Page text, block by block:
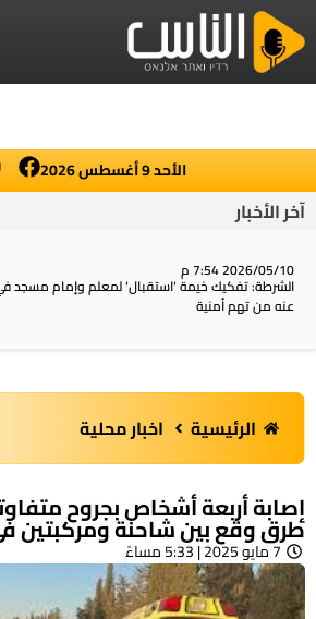
الأحد 9 أغسطس 2026
آخر الأخبار
2026/05/10 7:54 م
الشرطة: تفكيك خيمة ‘استقبال‘ لمعلم وإمام مسجد في
عنه من تهم أمنية
الرئيسية اخبار محلية
إصابة أربعة أشخاص بجروح
طرق وقع بين شاحنة ومركبتين
7 مايو 2025 | 5:33 مساءً